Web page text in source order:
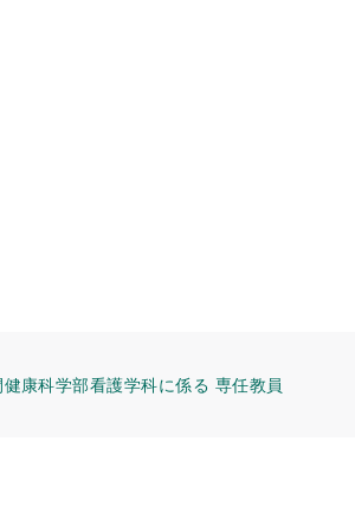
康科学部看護学科に係る 専任教員